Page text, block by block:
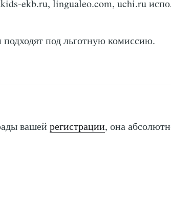
ekb.ru, lingualeo.com, uchi.ru
подходят под льготную комиссию.
вашей регистрации, она